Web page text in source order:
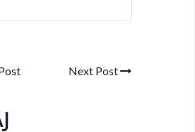
Next Post